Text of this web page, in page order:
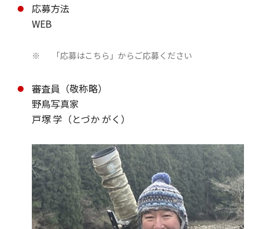
応募方法
WEB
※ 「応募はこちら」からご応募ください
審査員（敬称略）
野鳥写真家
戸塚 学（とづか がく）